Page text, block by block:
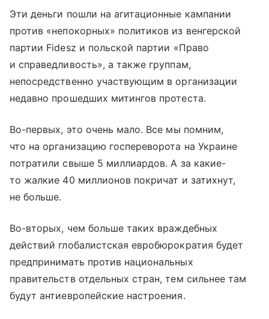
Эти деньги пошли на агитационные кампании
против «непокорных» политиков из венгерской
партии Fidesz и польской партии «Право
и справедливость», а также группам,
непосредственно участвующим в организации
недавно прошедших митингов протеста.
Во-первых, это очень мало. Все мы помним,
что на организацию госпереворота на Украине
потратили свыше 5 миллиардов. А за какие-
то жалкие 40 миллионов покричат и затихнут,
не больше.
Во-вторых, чем больше таких враждебных
действий глобалистская евробюрократия будет
предпринимать против национальных
правительств отдельных стран, тем сильнее там
будут антиевропейские настроения.